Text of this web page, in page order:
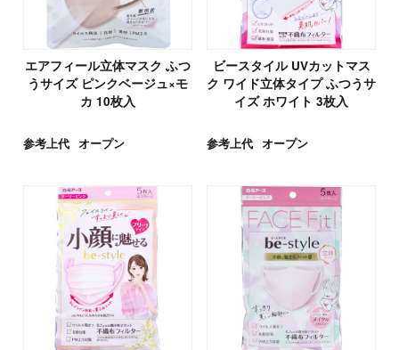
エアフィール立体マスク ふつ
うサイズ ピンクベージュ×モ
カ 10枚入
参考上代 オープン
ビースタイル UVカットマス
ク ワイド立体タイプ ふつうサ
イズ ホワイト 3枚入
参考上代 オープン